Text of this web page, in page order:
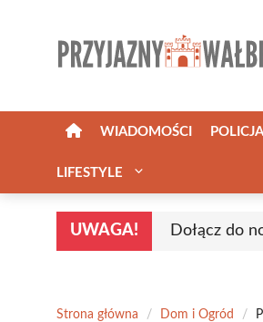
WIADOMOŚCI POLICJA
LIFESTYLE
UWAGA! Dołącz do
Strona główna / Dom i Ogród /